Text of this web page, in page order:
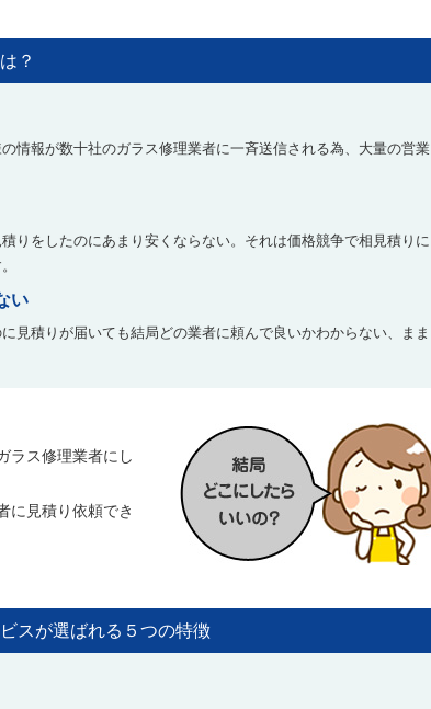
？
情報が数十社のガラス修理業者に一斉送信される為、大量の営業
りをしたのにあまり安くならない。それは価格競争で相見積りに
い
見積りが届いても結局どの業者に頼んで良いかわからない、まま
ラス修理業者にし
に見積り依頼でき
スが選ばれる５つの特徴